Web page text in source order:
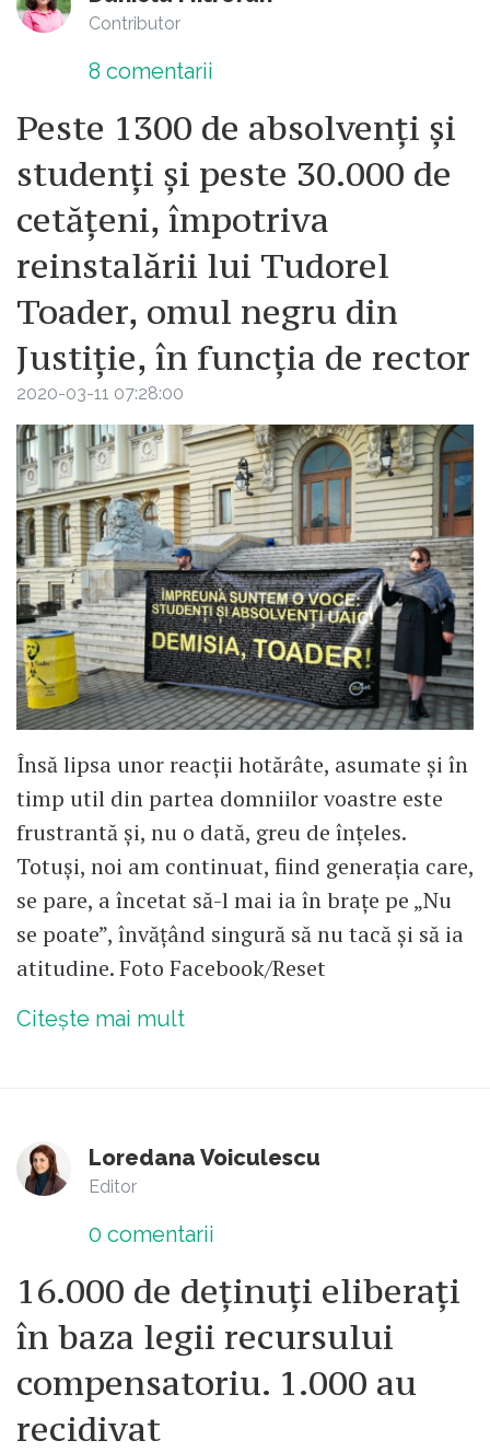
Contributor
8 comentarii
Peste 1300 de absolvenți și
studenți și peste 30.000 de
cetățeni, împotriva
reinstalării lui Tudorel
Toader, omul negru din
Justiție, în funcția de rector
2020-03-11 07:28:00
Însă lipsa unor reacții hotărâte, asumate și în
timp util din partea domniilor voastre este
frustrantă și, nu o dată, greu de înțeles.
Totuși, noi am continuat, fiind generația care,
se pare, a încetat să-l mai ia în brațe pe „Nu
se poate”, învățând singură să nu tacă și să ia
atitudine. Foto Facebook/Reset
Citește mai mult
Loredana Voiculescu
Editor
0 comentarii
16.000 de deținuți eliberați
în baza legii recursului
compensatoriu. 1.000 au
recidivat